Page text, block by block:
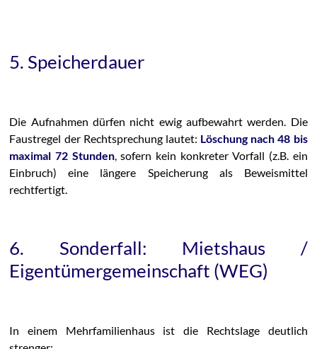
5. Speicherdauer
Die Aufnahmen dürfen nicht ewig aufbewahrt werden. Die
Faustregel der Rechtsprechung lautet: Löschung nach 48 bis
maximal 72 Stunden,sofern kein konkreter Vorfall (z.B. ein
Einbruch) eine längere Speicherung als Beweismittel
rechtfertigt.
6. Sonderfall: Mietshaus /
Eigentümergemeinschaft (WEG)
In einem Mehrfamilienhaus ist die Rechtslage deutlich